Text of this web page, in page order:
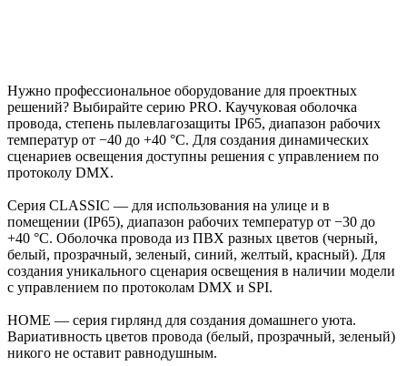
Нужно профессиональное оборудование для проектных
решений? Выбирайте серию PRO. Каучуковая оболочка
провода, степень пылевлагозащиты IP65, диапазон рабочих
температур от −40 до +40 °C. Для создания динамических
сценариев освещения доступны решения с управлением по
протоколу DMX.
Серия CLASSIC — для использования на улице и в
помещении (IP65), диапазон рабочих температур от −30 до
+40 °C. Оболочка провода из ПВХ разных цветов (черный,
белый, прозрачный, зеленый, синий, желтый, красный). Для
создания уникального сценария освещения в наличии модели
с управлением по протоколам DMX и SPI.
HOME — серия гирлянд для создания домашнего уюта.
Вариативность цветов провода (белый, прозрачный, зеленый)
никого не оставит равнодушным.